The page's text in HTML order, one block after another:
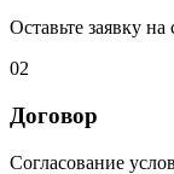
Оставьте заявку
02
Договор
Согласование